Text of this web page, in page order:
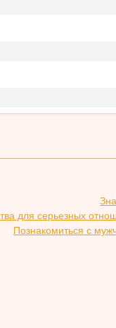
для серьезных
Познакомиться с